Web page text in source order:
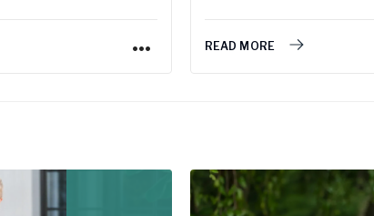
READ MORE